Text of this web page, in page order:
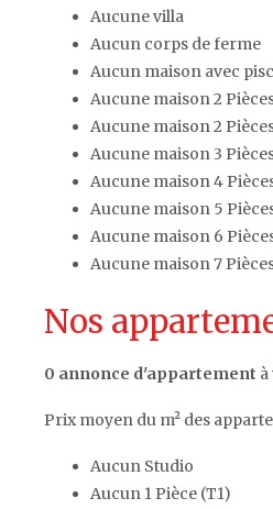
Aucune villa
Aucun corps de ferme
Aucun maison avec
Aucune maison 2
Aucune maison 2
Aucune maison 3
Aucune maison 4
Aucune maison 5
Aucune maison 6
Aucune maison 7
Nos
0 annonce d'appartement
Prix moyen du m² des
Aucun Studio
Aucun 1 Pièce (T1)